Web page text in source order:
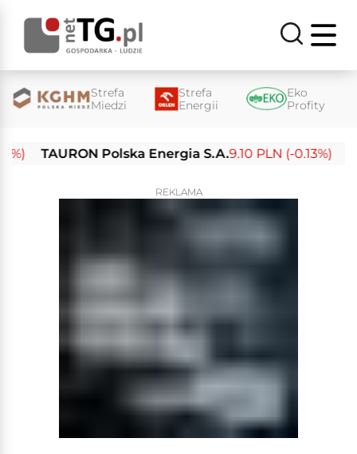
Strefa
Miedzi
Strefa
Energii
Eko
Profity
TAURON Polska Energia S.A. 9.10 PLN (-0.13%) Enea
REKLAMA